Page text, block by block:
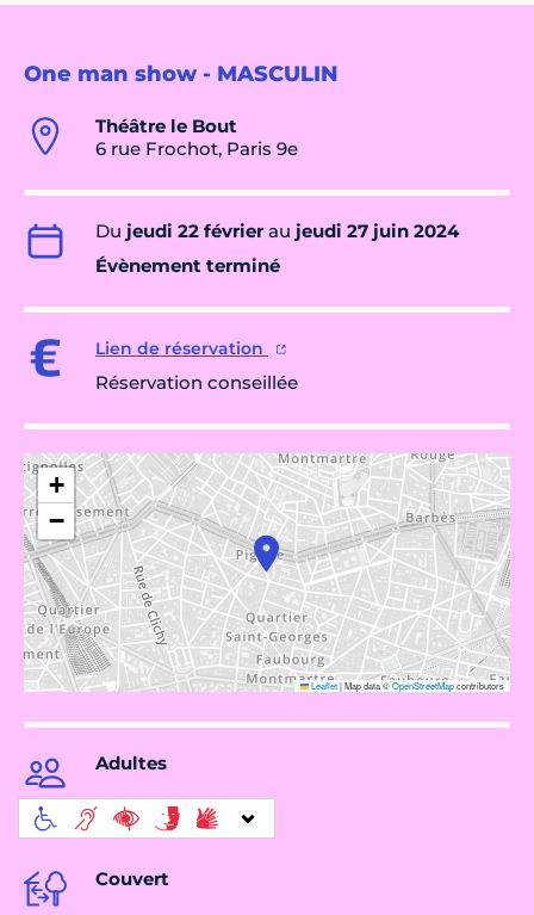
One man show - MASCULIN
Théâtre le Bout
6 rue Frochot, Paris 9e
Du jeudi 22 févrierau jeudi 27 juin 2024
Évènement terminé
Lien de réservation
Réservation conseillée
+
−
Leaflet|Map data ©OpenStreetMapcontributors
Adultes
Couvert